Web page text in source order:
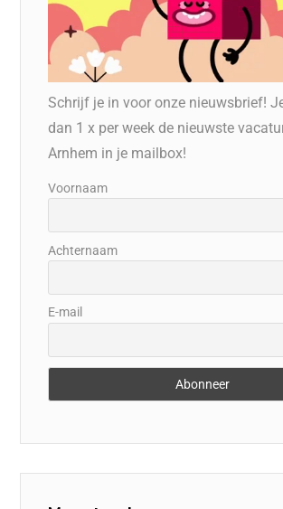
Schrijf je in voor onze nieuwsbrief!
dan 1 x per week de nieuwste
Arnhem in je mailbox!
Voornaam
Achternaam
E-mail